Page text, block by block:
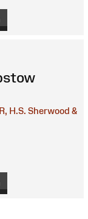
H.S. Sherwood &